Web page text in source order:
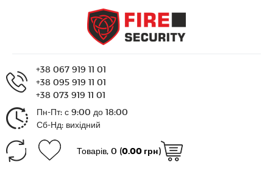
+38 067 919 11 01
+38 095 919 11 01
+38 073 919 11 01
Пн-Пт: с 9:00 до 18:00
Сб-Нд: вихідний
Товарів, 0 (0.00 грн)